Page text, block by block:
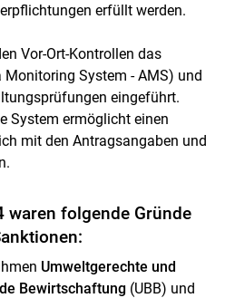
erfüllt werden.
Vor-Ort-Kontrollen das
System - AMS) und
eingeführt.
System ermöglicht einen
mit den Antragsangaben und
waren folgende Gründe
Umweltgerechte und
Bewirtschaftung(UBB) und